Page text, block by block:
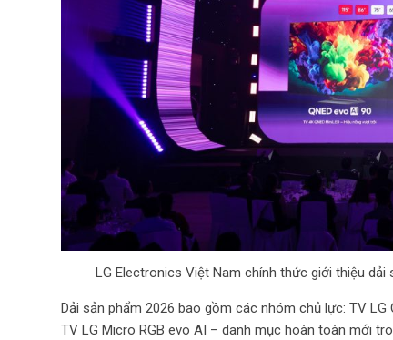
LG Electronics Việt Nam chính thức giới thiệu dải
Dải sản phẩm 2026 bao gồm các nhóm chủ lực: TV
TV LG Micro RGB evo AI – danh mục hoàn toàn mới